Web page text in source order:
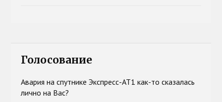
Голосование
Авария на спутнике Экспресс-АТ1 как-то сказалась
лично на Вас?